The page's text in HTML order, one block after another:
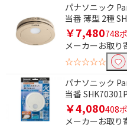
パナソニック
当番 薄型 2種
￥7,480748
メーカーお取り
☆☆☆☆☆
パナソニック
当番 SHK70301P
￥4,080408
メーカーお取り
除外する
除外する にチェック
を除外して検索します
価格で絞り込む